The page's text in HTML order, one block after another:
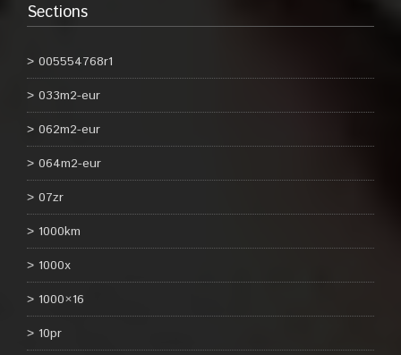
Sections
005554768r1
033m2-eur
062m2-eur
064m2-eur
07zr
1000km
1000x
1000×16
10pr